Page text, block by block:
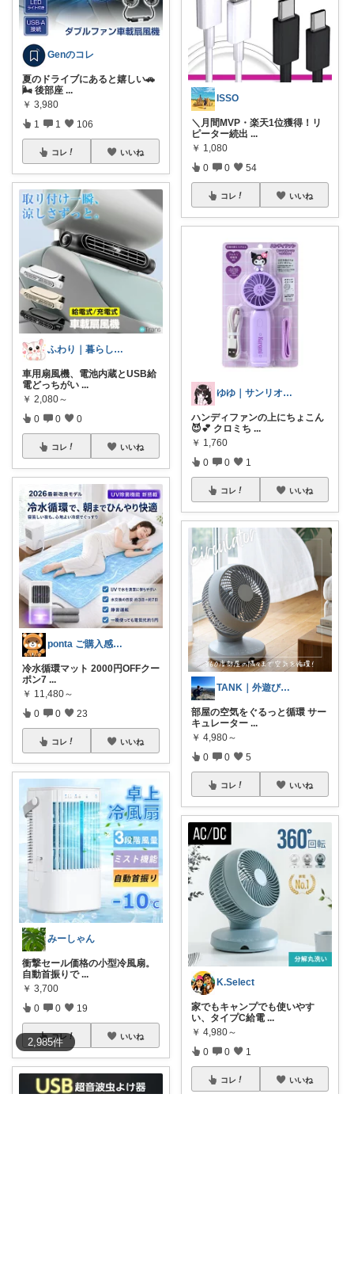
2,985件
Genのコレ
夏のドライブにあると嬉しい🚗
🌬️ 後部座 ...
￥ 3,980
1 1 106
コレ いいね
ふわり｜暮らしの負担をかるくする日用品
車用扇風機、電池内蔵とUSB給
電どっちがい ...
￥ 2,080～
0 0 0
コレ いいね
ponta ご購入感謝ですm(_ _)m
冷水循環マット 2000円OFFクー
ポン7 ...
￥ 11,480～
0 0 23
コレ いいね
みーしゃん
衝撃セール価格の小型冷風扇。
自動首振りで ...
￥ 3,700
0 0 19
コレ いいね
ISSO
＼月間MVP・楽天1位獲得！リ
ピーター続出 ...
￥ 1,080
0 0 54
コレ いいね
ゆゆ｜サンリオヲタク×現役ナース🎀
ハンディファンの上にちょこん
😈💕 クロミち ...
￥ 1,760
0 0 1
コレ いいね
TANK｜外遊び志向のオジさんデザイナー
部屋の空気をぐるっと循環 サー
キュレーター ...
￥ 4,980～
0 0 5
コレ いいね
K.Select
家でもキャンプでも使いやす
い、タイプC給電 ...
￥ 4,980～
0 0 1
コレ いいね